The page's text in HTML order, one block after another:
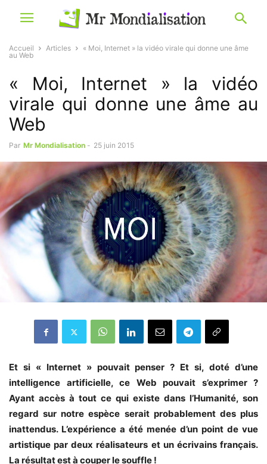
Accueil Articles
« Moi, Internet » la vidéo virale qui donne une âme
au Web
« Moi, Internet » la vidéo
virale qui donne une âme au
Web
Par Mr Mondialisation - 25 juin 2015
Et si « Internet » pouvait penser ? Et si, doté d’une
intelligence artificielle, ce Web pouvait s’exprimer ?
Ayant accès à tout ce qui existe dans l’Humanité, son
regard sur notre espèce serait probablement des plus
inattendus. L’expérience a été menée d’un point de vue
artistique par deux réalisateurs et un écrivains français.
La résultat est à couper le souffle !